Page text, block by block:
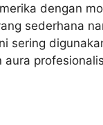
dengan
sederhana
sering
aura